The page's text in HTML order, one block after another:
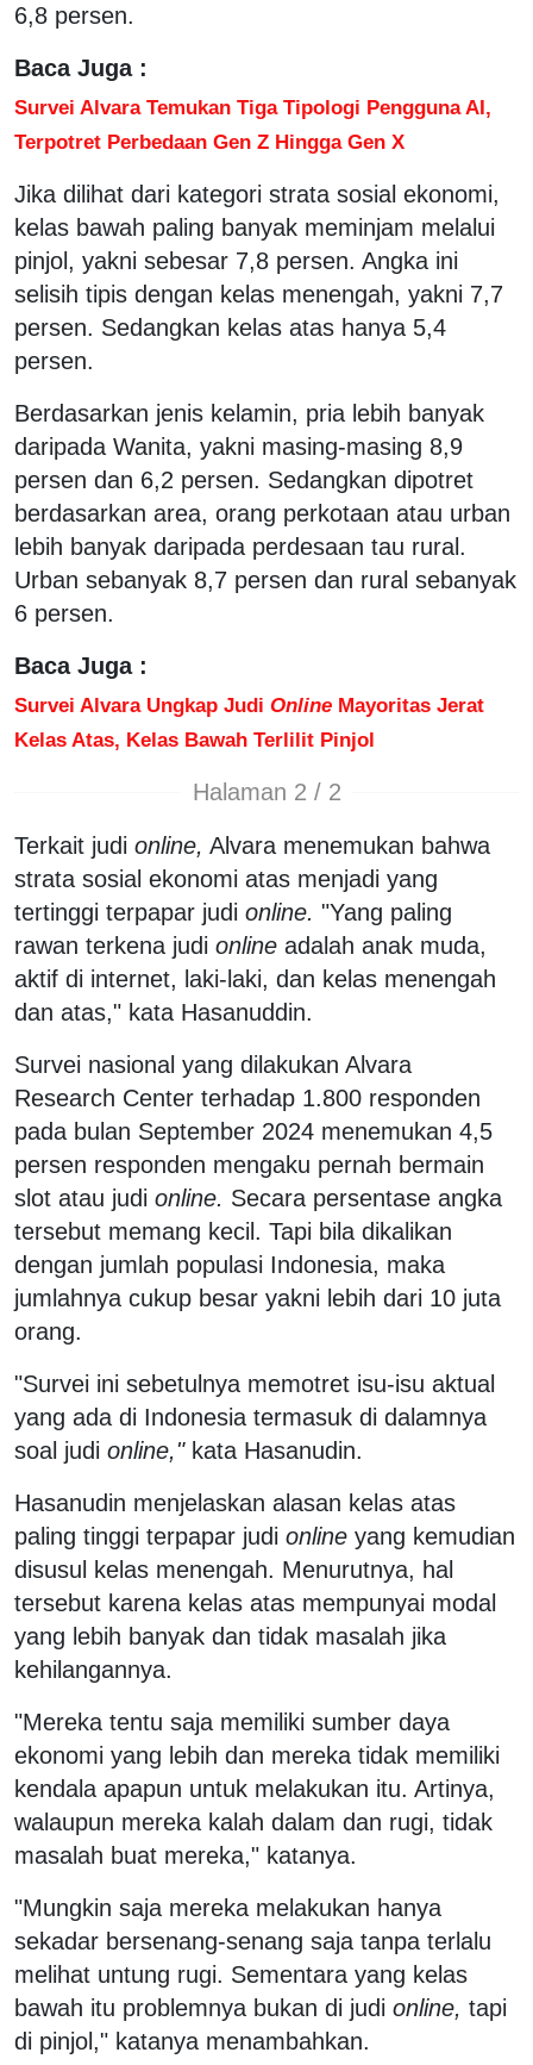
6,8 persen.
Baca Juga :
Survei Alvara Temukan Tiga Tipologi Pengguna AI,
Terpotret Perbedaan Gen Z Hingga Gen X
Jika dilihat dari kategori strata sosial ekonomi,
kelas bawah paling banyak meminjam melalui
pinjol, yakni sebesar 7,8 persen. Angka ini
selisih tipis dengan kelas menengah, yakni 7,7
persen. Sedangkan kelas atas hanya 5,4
persen.
Berdasarkan jenis kelamin, pria lebih banyak
daripada Wanita, yakni masing-masing 8,9
persen dan 6,2 persen. Sedangkan dipotret
berdasarkan area, orang perkotaan atau urban
lebih banyak daripada perdesaan tau rural.
Urban sebanyak 8,7 persen dan rural sebanyak
6 persen.
Baca Juga :
Survei Alvara Ungkap Judi Online Mayoritas Jerat
Kelas Atas, Kelas Bawah Terlilit Pinjol
Halaman 2 / 2
Terkait judi online, Alvara menemukan bahwa
strata sosial ekonomi atas menjadi yang
tertinggi terpapar judi online. "Yang paling
rawan terkena judi online adalah anak muda,
aktif di internet, laki-laki, dan kelas menengah
dan atas," kata Hasanuddin.
Survei nasional yang dilakukan Alvara
Research Center terhadap 1.800 responden
pada bulan September 2024 menemukan 4,5
persen responden mengaku pernah bermain
slot atau judi online. Secara persentase angka
tersebut memang kecil. Tapi bila dikalikan
dengan jumlah populasi Indonesia, maka
jumlahnya cukup besar yakni lebih dari 10 juta
orang.
"Survei ini sebetulnya memotret isu-isu aktual
yang ada di Indonesia termasuk di dalamnya
soal judi online,"kata Hasanudin.
Hasanudin menjelaskan alasan kelas atas
paling tinggi terpapar judi online yang kemudian
disusul kelas menengah. Menurutnya, hal
tersebut karena kelas atas mempunyai modal
yang lebih banyak dan tidak masalah jika
kehilangannya.
"Mereka tentu saja memiliki sumber daya
ekonomi yang lebih dan mereka tidak memiliki
kendala apapun untuk melakukan itu. Artinya,
walaupun mereka kalah dalam dan rugi, tidak
masalah buat mereka," katanya.
"Mungkin saja mereka melakukan hanya
sekadar bersenang-senang saja tanpa terlalu
melihat untung rugi. Sementara yang kelas
bawah itu problemnya bukan di judi online, tapi
di pinjol," katanya menambahkan.